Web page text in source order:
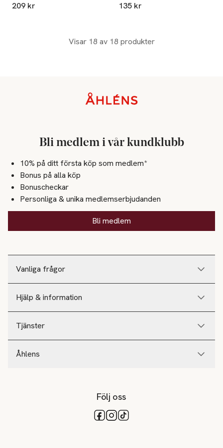
209 kr
135 kr
Visar 18 av 18 produkter
Vanliga frågor
Hjälp & information
Tjänster
Åhlens
Bli medlem i vår kundklubb
10% på ditt första köp som medlem*
Bonus på alla köp
Bonuscheckar
Personliga & unika medlemserbjudanden
Bli medlem
Följ oss